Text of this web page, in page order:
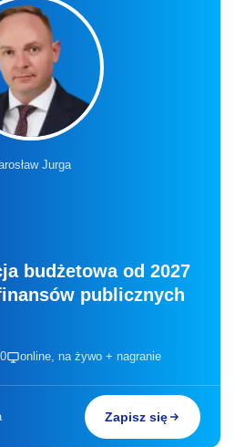
Jurga
budżetowa od 2027
publicznych
online, na żywo + nagranie
Zapisz się